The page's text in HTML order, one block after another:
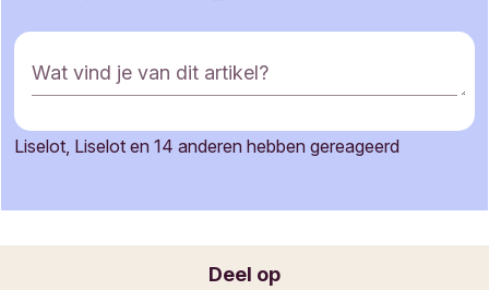
R
e
c
e
Wat vind je van dit artikel?
Liselot, Liselot en 14 anderen hebben gereageerd
Deel op